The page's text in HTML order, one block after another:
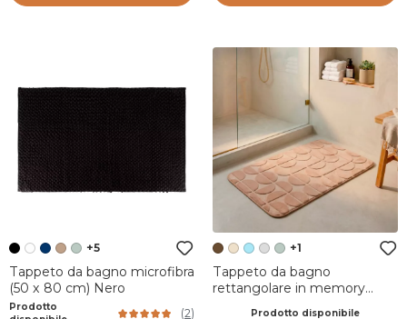
+5
Tappeto da bagno microfibra
(50 x 80 cm) Nero
Prodotto
(2)
+1
Tappeto da bagno
rettangolare in memory
Prodotto disponibile